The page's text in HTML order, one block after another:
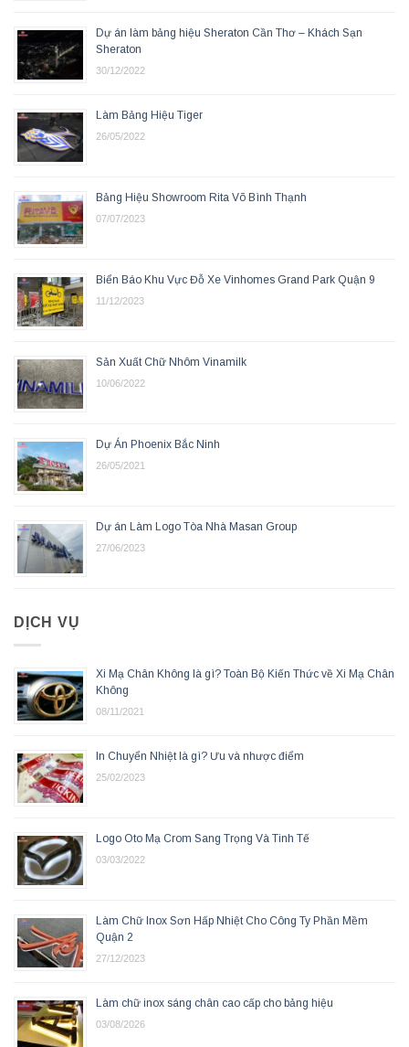
Dự án làm bảng hiệu Sheraton Cần Thơ – Khách Sạn
Sheraton
30/12/2022
Làm Bảng Hiệu Tiger
26/05/2022
Bảng Hiệu Showroom Rita Võ Bình Thạnh
07/07/2023
Biển Báo Khu Vực Đỗ Xe Vinhomes Grand Park Quận 9
11/12/2023
Sản Xuất Chữ Nhôm Vinamilk
10/06/2022
Dự Án Phoenix Bắc Ninh
26/05/2021
Dự án Làm Logo Tòa Nhà Masan Group
27/06/2023
DỊCH VỤ
Xi Mạ Chân Không là gì? Toàn Bộ Kiến Thức về Xi Mạ Chân
Không
08/11/2021
In Chuyển Nhiệt là gì? Ưu và nhược điểm
25/02/2023
Logo Oto Mạ Crom Sang Trọng Và Tinh Tế
03/03/2022
Làm Chữ Inox Sơn Hấp Nhiệt Cho Công Ty Phần Mềm
Quận 2
27/12/2023
Làm chữ inox sáng chân cao cấp cho bảng hiệu
03/08/2026